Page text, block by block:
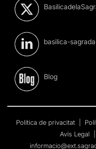
basilica-
Blog
Política de privacitat
Avís Legal